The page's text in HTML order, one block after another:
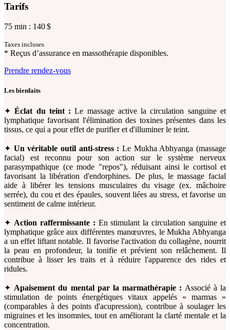
Tarifs
75 min : 140 $
Taxes incluses
* Reçus d’assurance en massothérapie disponibles.
Prendre rendez-vous
Les bienfaits
✦Éclat du teint :Le massage active la circulation sanguine et
lymphatique favorisant l'élimination des toxines présentes dans les
tissus, ce qui a pour effet de purifier et d'illuminer le teint.
✦ Un véritable outil anti-stress :Le Mukha Abhyanga (massage
facial) est reconnu pour son action sur le système nerveux
parasympathique (ce mode "repos"), réduisant ainsi le cortisol et
favorisant la libération d'endorphines. De plus, le massage facial
aide à libérer les tensions musculaires du visage (ex. mâchoire
serrée), du cou et des épaules, souvent liées au stress, et favorise un
sentiment de calme intérieur.
✦ Action raffermissante : En stimulant la circulation sanguine et
lymphatique grâce aux différentes manœuvres, le Mukha Abhyanga
a un effet liftant notable. Il favorise l'activation du collagène, nourrit
la peau en profondeur, la tonifie et prévient son relâchement. Il
contribue à lisser les traits et à réduire l'apparence des rides et
ridules.
✦ Apaisement du mental par la marmathérapie : Associé à la
stimulation de points énergétiques vitaux appelés « marmas »
(comparables à des points d'acupression), contribue à soulager les
migraines et les insomnies, tout en améliorant la clarté mentale et la
concentration.